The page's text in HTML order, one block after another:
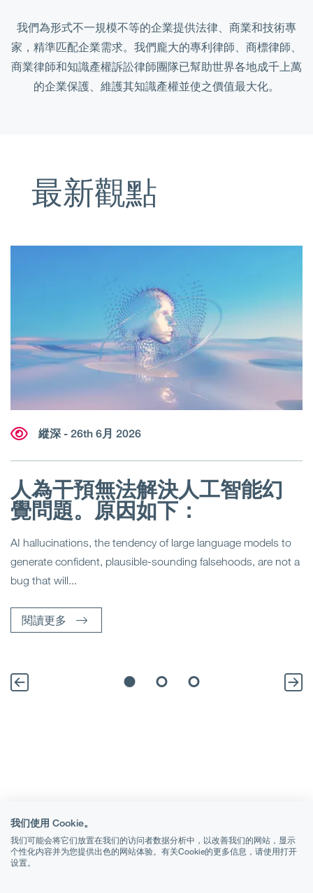
我們為形式不一規模不等的企業提供法律、商業和技術專
家，精準匹配企業需求。我們龐大的專利律師、商標律師、
商業律師和知識產權訴訟律師團隊已幫助世界各地成千上萬
的企業保護、維護其知識產權並使之價值最大化。
最新觀點
縱深 - 26th 6月 2026
人為干預無法解決人工智能幻
覺問題。原因如下：
AI hallucinations, the tendency of large language models to
generate confident, plausible-sounding falsehoods, are not a
bug that will...
閱讀更多
我们使用 Cookie。
我们可能会将它们放置在我们的访问者数据分析中，以改善我们的网站，显示
个性化内容并为您提供出色的网站体验。有关Cookie的更多信息，请使用打开
设置。